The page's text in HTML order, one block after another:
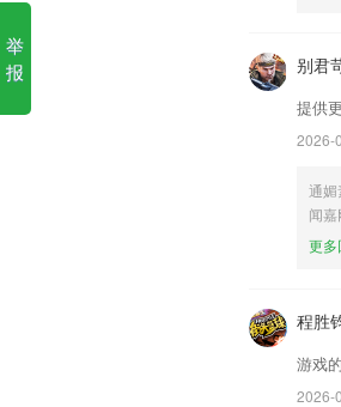
别君
提供
2026-
通媚
闻嘉
更多
程胜
游戏
2026-
举
报